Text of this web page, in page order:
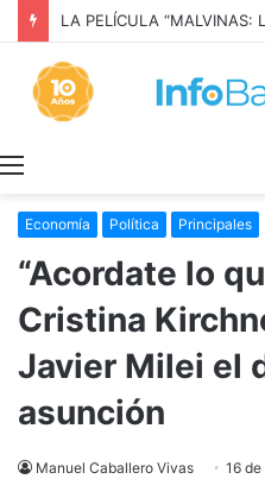
Economía Política Principales
“Acordate lo
Cristina
Javier Milei el
asunción
Manuel Caballero Vivas 16